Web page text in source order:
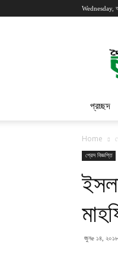
Wednesday,
প্রচ্ছদ
Home
প্রেস বিজ্ঞপ্তি
জুনe ১৪, ২০১৮